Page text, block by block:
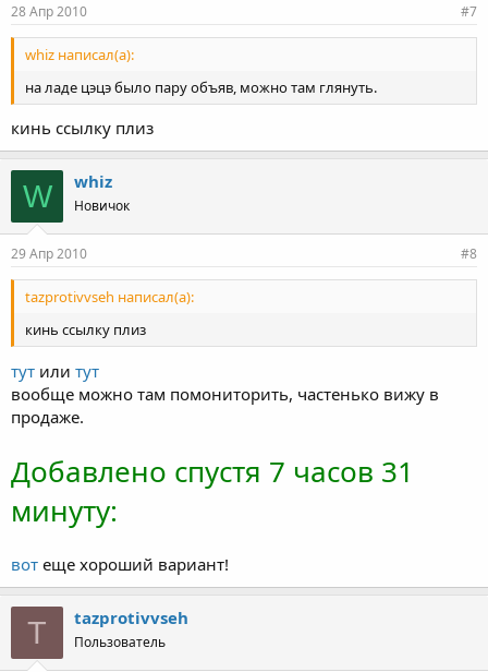
28 Апр 2010 #7
whiz написал(а):
на ладе цэцэ было пару объяв, можно там глянуть.
кинь ссылку плиз
W whiz
Новичок
29 Апр 2010 #8
tazprotivvseh написал(а):
кинь ссылку плиз
тут или тут
вообще можно там помониторить, частенько вижу в
продаже.
Добавлено спустя 7 часов 31
минуту:
вот еще хороший вариант!
T tazprotivvseh
Пользователь